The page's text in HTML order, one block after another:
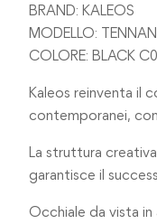
BRAND: KALEOS
MODELLO:
COLORE: BLACK
Kaleos reinventa il
contemporanei,
La struttura
garantisce il
Occhiale da vista